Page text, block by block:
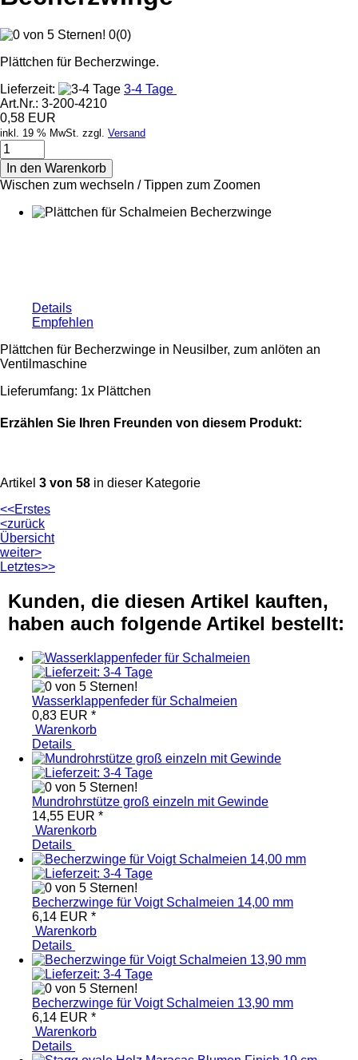
0(0)
Plättchen für Becherzwinge.
Lieferzeit:
3-4 Tage
Art.Nr.: 3-200-4210
0,58 EUR
inkl. 19 % MwSt. zzgl. Versand
In den Warenkorb
Wischen zum wechseln / Tippen zum Zoomen
Details
Empfehlen
Plättchen für Becherzwinge in Neusilber, zum anlöten an
Ventilmaschine
Lieferumfang: 1x Plättchen
Erzählen Sie Ihren Freunden von diesem Produkt:
Artikel 3 von 58 in dieser Kategorie
<<Erstes
<zurück
Übersicht
weiter>
Letztes>>
Kunden, die diesen Artikel kauften,
haben auch folgende Artikel bestellt:
Wasserklappenfeder für Schalmeien
0,83 EUR *
Warenkorb
Details
Mundrohrstütze groß einzeln mit Gewinde
14,55 EUR *
Warenkorb
Details
Becherzwinge für Voigt Schalmeien 14,00 mm
6,14 EUR *
Warenkorb
Details
Becherzwinge für Voigt Schalmeien 13,90 mm
6,14 EUR *
Warenkorb
Details